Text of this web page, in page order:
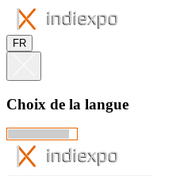
FR
Choix de la langue